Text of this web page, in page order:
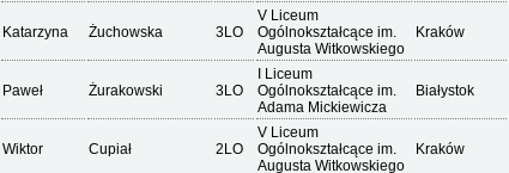
Katarzyna Żuchowska 3LO
V Liceum
Ogólnokształcące im.
Augusta Witkowskiego
Kraków
Paweł Żurakowski 3LO
I Liceum
Ogólnokształcące im.
Adama Mickiewicza
Białystok
Wiktor Cupiał 2LO
V Liceum
Ogólnokształcące im.
Augusta Witkowskiego
Kraków